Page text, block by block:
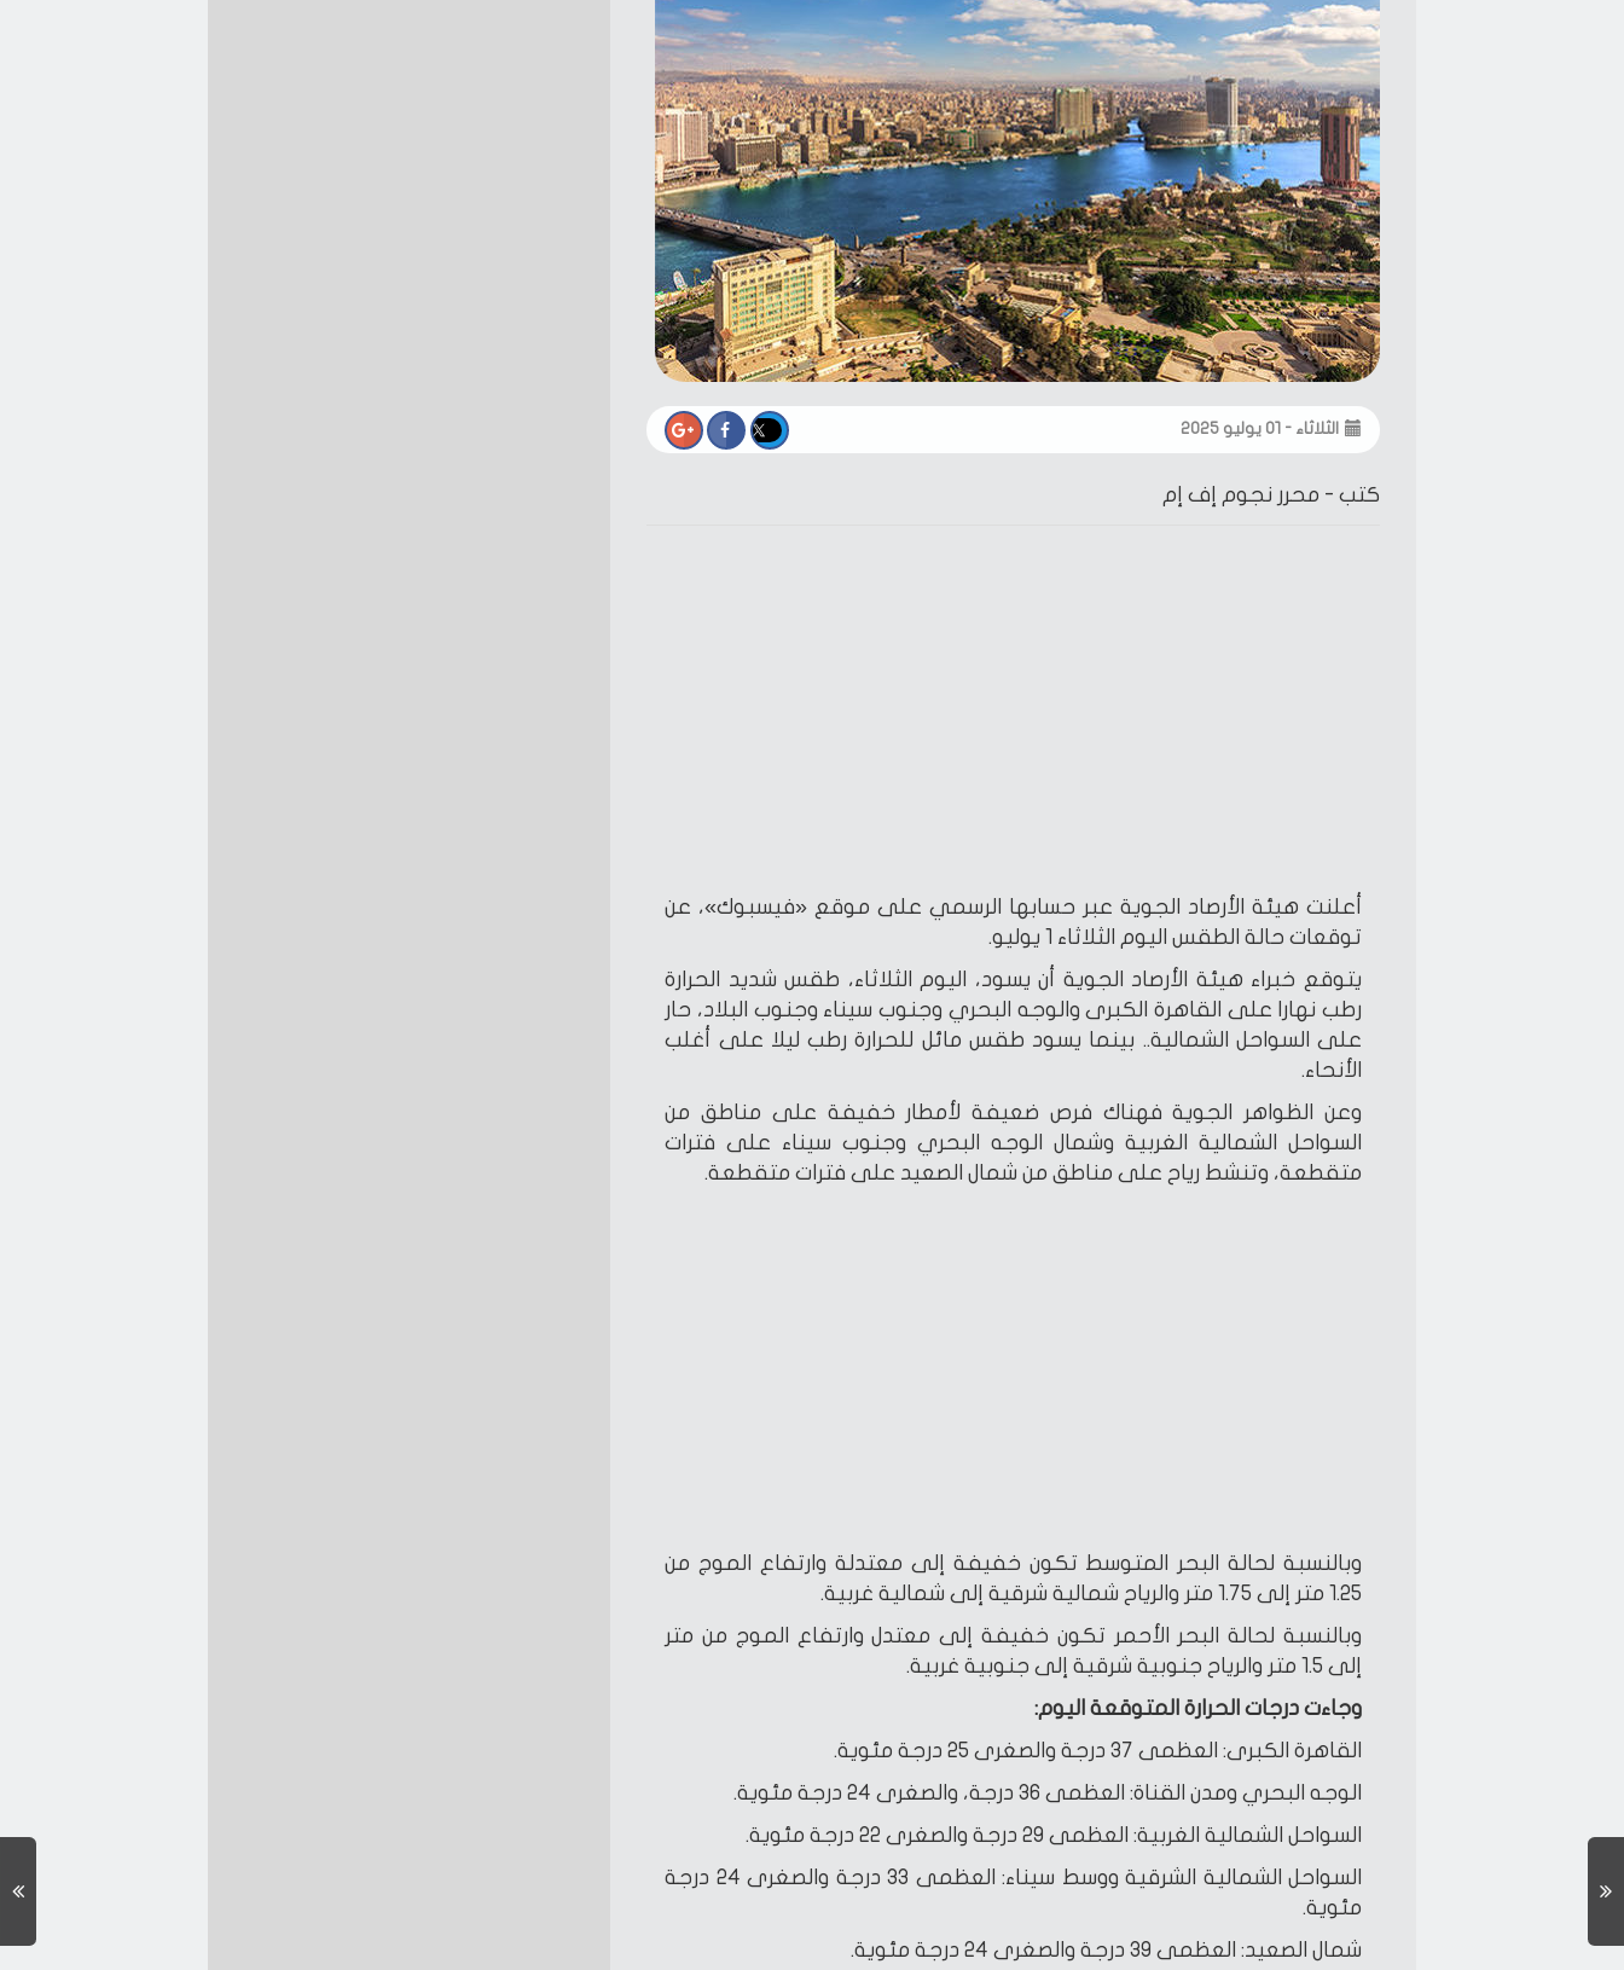
الثلاثاء - ٠١ يوليو ٢٠٢٥
كتب - محرر نجوم إف إم
أعلنت هيئة الأرصاد الجوية عبر حسابها الرسمي على موقع «فيسبوك»، عن
توقعات حالة الطقس اليوم الثلاثاء 1 يوليو.
يتوقع خبراء هيئة الأرصاد الجوية أن يسود، اليوم الثلاثاء، طقس شديد الحرارة
رطب نهارا على القاهرة الكبرى والوجه البحري وجنوب سيناء وجنوب البلاد، حار
على السواحل الشمالية.. بينما يسود طقس مائل للحرارة رطب ليلا على أغلب
الأنحاء.
وعن الظواهر الجوية فهناك فرص ضعيفة لأمطار خفيفة على مناطق من
السواحل الشمالية الغربية وشمال الوجه البحري وجنوب سيناء على فترات
متقطعة، وتنشط رياح على مناطق من شمال الصعيد على فترات متقطعة.
وبالنسبة لحالة البحر المتوسط تكون خفيفة إلى معتدلة وارتفاع الموج من
1.25 متر إلى 1.75 متر والرياح شمالية شرقية إلى شمالية غربية.
وبالنسبة لحالة البحر الأحمر تكون خفيفة إلى معتدل وارتفاع الموج من متر
إلى 1.5 متر والرياح جنوبية شرقية إلى جنوبية غربية.
وجاءت درجات الحرارة المتوقعة اليوم:
القاهرة الكبرى: العظمى 37 درجة والصغرى 25 درجة مئوية.
الوجه البحري ومدن القناة: العظمى 36 درجة، والصغرى 24 درجة مئوية.
السواحل الشمالية الغربية: العظمى 29 درجة والصغرى 22 درجة مئوية.
السواحل الشمالية الشرقية ووسط سيناء: العظمى 33 درجة والصغرى 24 درجة
مئوية.
شمال الصعيد: العظمى 39 درجة والصغرى 24 درجة مئوية.